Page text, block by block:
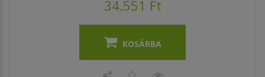
34.551 Ft
KOSÁRBA